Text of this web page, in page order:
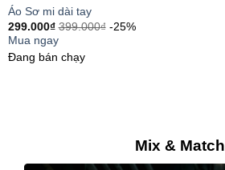
Áo Sơ mi dài tay
299.000₫ 399.000₫ -25%
Mua ngay
Đang bán chạy
Mix & Match